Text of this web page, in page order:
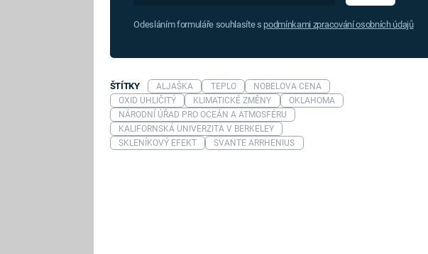
Odesláním formuláře souhlasíte s podmínkami zpracování osobních údajů
ŠTÍTKY ALJAŠKA TEPLO
NOBELOVA CENA
OXID UHLIČITÝ
KLIMATICKÉ ZMĚNY
OKLAHOMA
NÁRODNÍ ÚŘAD PRO OCEÁN A ATMOSFÉRU
KALIFORNSKÁ UNIVERZITA V BERKELEY
SKLENÍKOVÝ EFEKT
SVANTE ARRHENIUS